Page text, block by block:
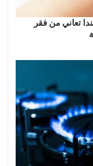
تعاني من فقر